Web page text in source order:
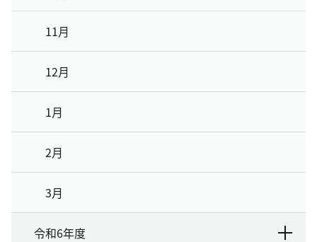
11月
12月
1月
2月
3月
令和6年度